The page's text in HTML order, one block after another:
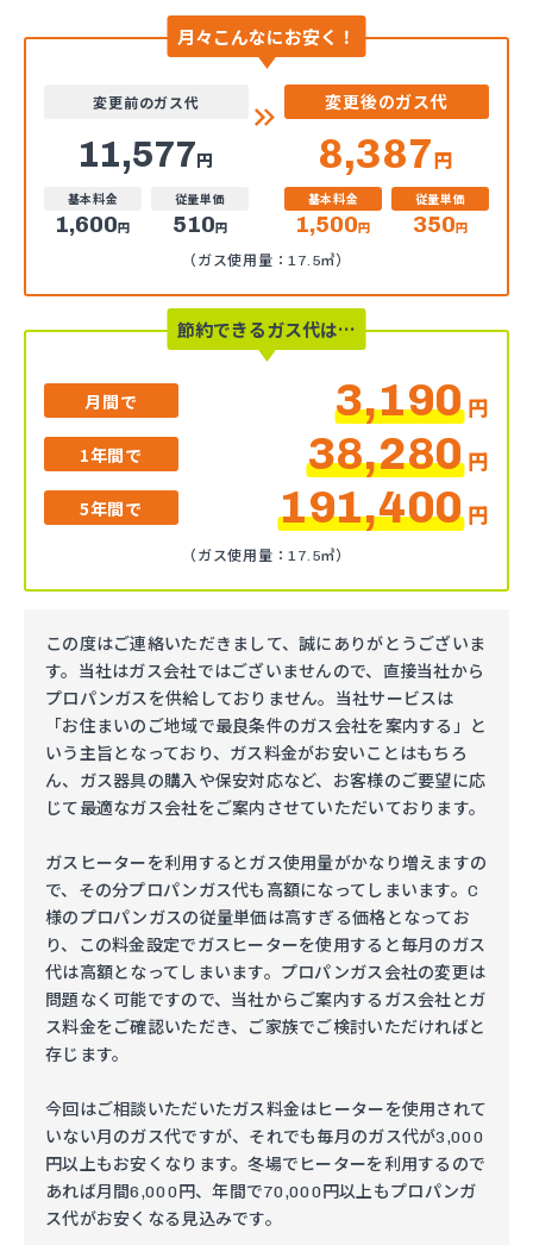
月々こんなにお安く！
変更前のガス代
11,577円
変更後のガス代
8,387円
基本料金
1,600円
従量単価
510円
基本料金
1,500円
従量単価
350円
（ガス使用量：17.5㎥）
節約できるガス代は…
月間で 3,190円
1年間で 38,280円
5年間で 191,400円
（ガス使用量：17.5㎥）
この度はご連絡いただきまして、誠にありがとうございま
す。当社はガス会社ではございませんので、直接当社から
プロパンガスを供給しておりません。当社サービスは
「お住まいのご地域で最良条件のガス会社を案内する」と
いう主旨となっており、ガス料金がお安いことはもちろ
ん、ガス器具の購入や保安対応など、お客様のご要望に応
じて最適なガス会社をご案内させていただいております。
ガスヒーターを利用するとガス使用量がかなり増えますの
で、その分プロパンガス代も高額になってしまいます。C
様のプロパンガスの従量単価は高すぎる価格となってお
り、この料金設定でガスヒーターを使用すると毎月のガス
代は高額となってしまいます。プロパンガス会社の変更は
問題なく可能ですので、当社からご案内するガス会社とガ
ス料金をご確認いただき、ご家族でご検討いただければと
存じます。
今回はご相談いただいたガス料金はヒーターを使用されて
いない月のガス代ですが、それでも毎月のガス代が3,000
円以上もお安くなります。冬場でヒーターを利用するので
あれば月間6,000円、年間で70,000円以上もプロパンガ
ス代がお安くなる見込みです。